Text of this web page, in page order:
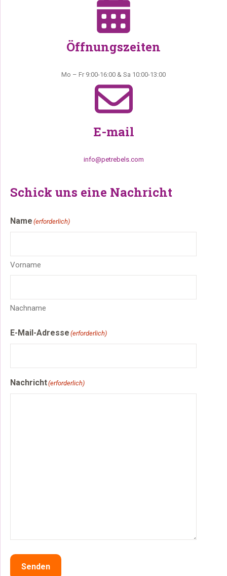
Öffnungszeiten
Mo – Fr 9:00-16:00 & Sa 10:00-13:00
E-mail
info@petrebels.com
Schick uns eine Nachricht
Name (erforderlich)
Vorname
Nachname
E-Mail-Adresse (erforderlich)
Nachricht(erforderlich)
Senden